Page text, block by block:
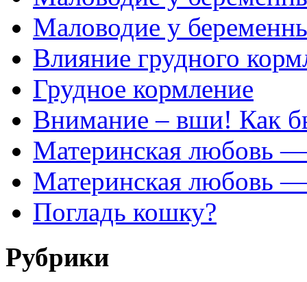
Маловодие у
Влияние грудного
Грудное кормление
Внимание – вши! Как
Материнская любовь —
Материнская любовь —
Погладь кошку?
Рубрики